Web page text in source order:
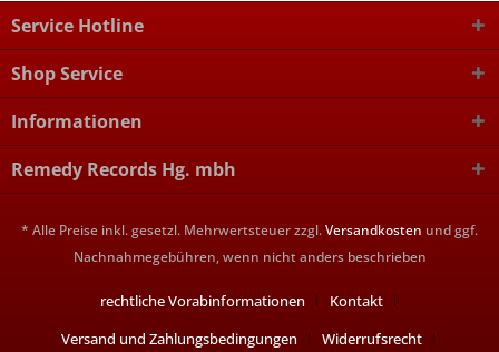
Service Hotline
Shop Service
Informationen
Remedy Records Hg. mbh
* Alle Preise inkl. gesetzl. Mehrwertsteuer zzgl.Versandkosten und ggf.
Nachnahmegebühren, wenn nicht anders beschrieben
rechtliche Vorabinformationen
Kontakt
Versand und Zahlungsbedingungen
Widerrufsrecht